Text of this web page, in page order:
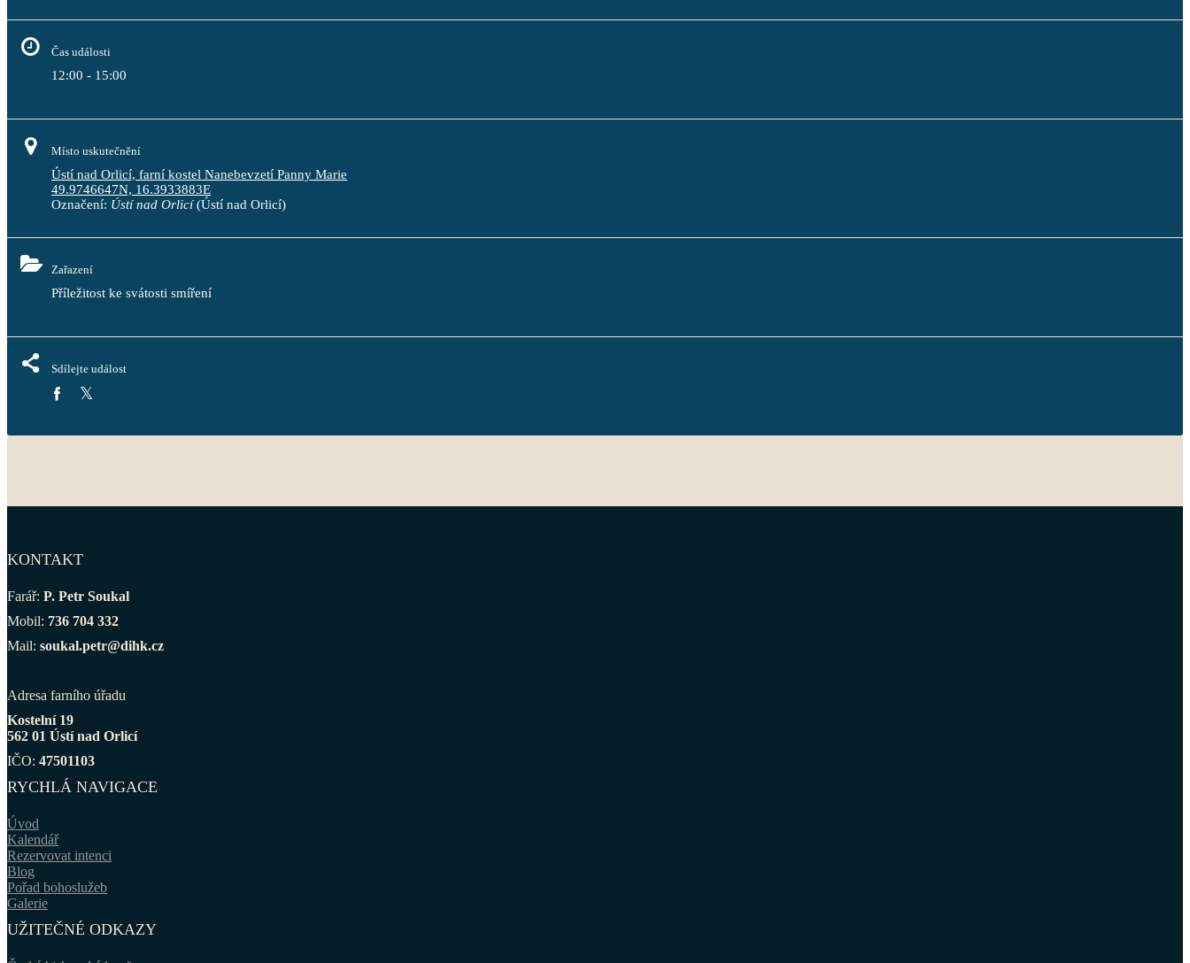
Čas události
12:00 - 15:00
Místo uskutečnění
Ústí nad Orlicí, farní kostel Nanebevzetí Panny Marie
49.9746647N, 16.3933883E
Označení: Ústí nad Orlicí(Ústí nad Orlicí)
Zařazení
Příležitost ke svátosti smíření
Sdílejte událost
KONTAKT
Farář: P. Petr Soukal
Mobil: 736 704 332
Mail: soukal.petr@dihk.cz
Adresa farního úřadu
Kostelní 19
562 01 Ústí nad Orlicí
IČO: 47501103
RYCHLÁ NAVIGACE
Úvod
Kalendář
Rezervovat intenci
Blog
Pořad bohoslužeb
Galerie
UŽITEČNÉ ODKAZY